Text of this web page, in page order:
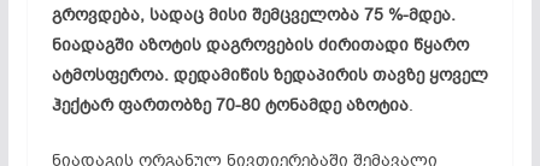
გროვდება, სადაც მისი შემცველობა 75 %-მდეა.
ნიადაგში აზოტის დაგროვების ძირითადი წყარო
ატმოსფეროა. დედამიწის ზედაპირის თავზე ყოველ
ჰექტარ ფართობზე 70-80 ტონამდე აზოტია.
ნიადაგის ორგანულ ნივთიერებაში შემავალი